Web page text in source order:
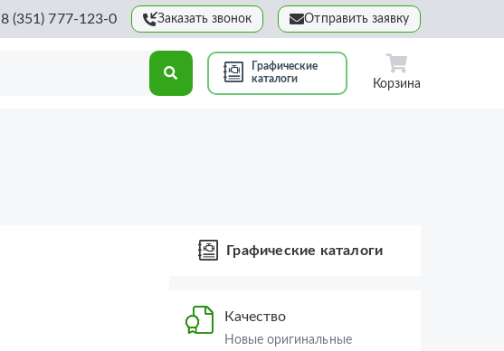
8 (351) 777-123-0 Заказать звонок Отправить заявку
Графические
каталоги
Корзина
Графические каталоги
Качество
Новые оригинальные